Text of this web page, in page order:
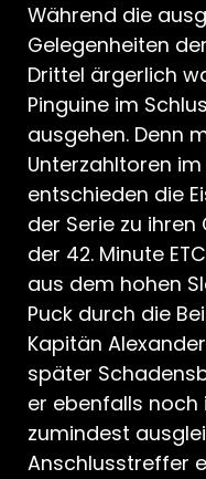
Während die
Gelegenheiten
Drittel ärgerlich
Pinguine im
ausgehen. Denn
Unterzahltoren
entschieden die
der Serie zu ihren
der 42. Minute
aus dem hohen
Puck durch die
Kapitän
später
er ebenfalls noch
zumindest
Anschlusstreffer